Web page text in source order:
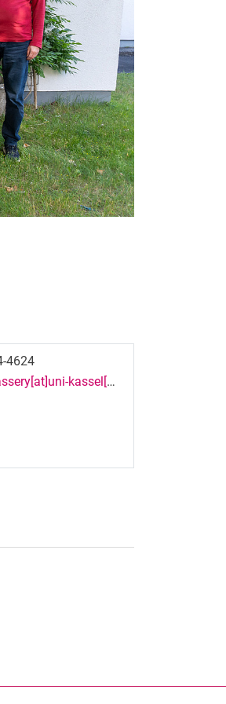
4624
sneha.mullassery[at]uni-kassel[dot]de
Fenster)